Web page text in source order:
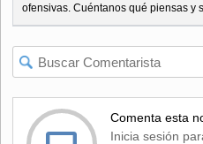
ofensivas. Cuéntanos qué piensas y
Comenta esta
Inicia sesión